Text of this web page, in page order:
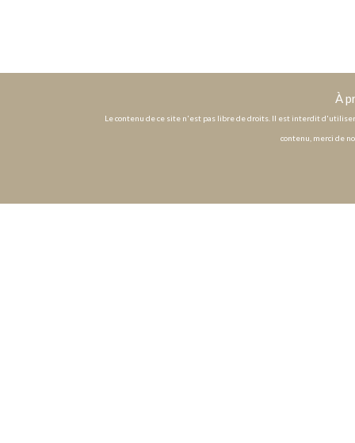
À
Le contenu de ce site n'est pas libre de droits. Il est interdit
contenu, merci de